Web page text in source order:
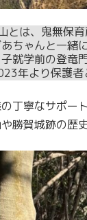
とは、鬼無保
ちゃんと一緒
就学前の登竜
年より保護者
丁寧なサポー
勝賀城跡の歴